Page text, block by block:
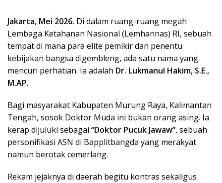
Jakarta, Mei 2026. Di dalam ruang-ruang megah
Lembaga Ketahanan Nasional (Lemhannas) RI, sebuah
tempat di mana para elite pemikir dan penentu
kebijakan bangsa digembleng, ada satu nama yang
mencuri perhatian. Ia adalah Dr. Lukmanul Hakim, S.E.,
M.AP.
Bagi masyarakat Kabupaten Murung Raya, Kalimantan
Tengah, sosok Doktor Muda ini bukan orang asing. Ia
kerap dijuluki sebagai “Doktor Pucuk Jawaw”, sebuah
personifikasi ASN di Bapplitbangda yang merakyat
namun berotak cemerlang.
Rekam jejaknya di daerah begitu kontras sekaligus